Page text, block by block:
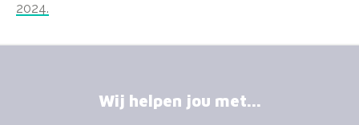
2024.
Wij helpen jou met...